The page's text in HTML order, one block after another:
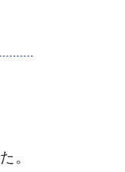
。